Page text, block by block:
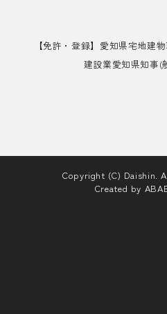
【免許・登録】愛知県宅地建
建設業愛知県知事(
Copyright (C) Daishin.
Created by